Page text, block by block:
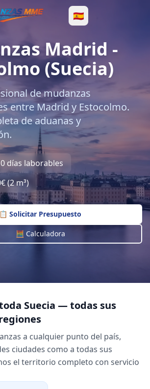
🇪🇸
Madrid -
(Suecia)
de mudanzas
entre Madrid y Estocolmo.
de aduanas y
días laborables
(2 m³)
📋 Solicitar Presupuesto
🧮 Calculadora
Suecia — todas sus
a cualquier punto del país,
ciudades como a todas sus
el territorio completo con servicio